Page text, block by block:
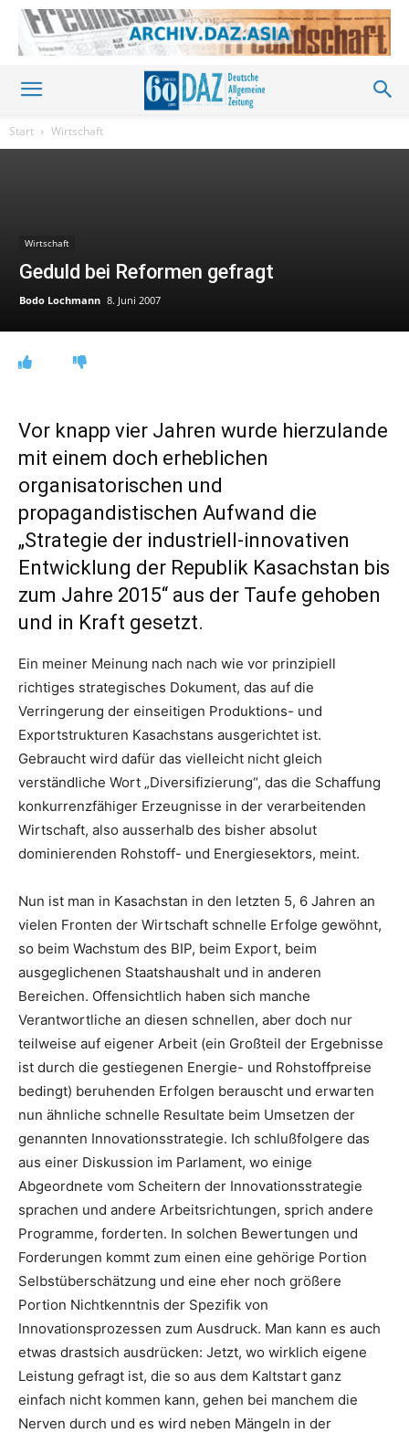
Start Wirtschaft
Wirtschaft
Geduld bei Reformen gefragt
Bodo Lochmann 8. Juni 2007
Vor knapp vier Jahren wurde hierzulande
mit einem doch erheblichen
organisatorischen und
propagandistischen Aufwand die
„Strategie der industriell-innovativen
Entwicklung der Republik Kasachstan bis
zum Jahre 2015“ aus der Taufe gehoben
und in Kraft gesetzt.
Ein meiner Meinung nach nach wie vor prinzipiell
richtiges strategisches Dokument, das auf die
Verringerung der einseitigen Produktions- und
Exportstrukturen Kasachstans ausgerichtet ist.
Gebraucht wird dafür das vielleicht nicht gleich
verständliche Wort „Diversifizierung“, das die Schaffung
konkurrenzfähiger Erzeugnisse in der verarbeitenden
Wirtschaft, also ausserhalb des bisher absolut
dominierenden Rohstoff- und Energiesektors, meint.
Nun ist man in Kasachstan in den letzten 5, 6 Jahren an
vielen Fronten der Wirtschaft schnelle Erfolge gewöhnt,
so beim Wachstum des BIP, beim Export, beim
ausgeglichenen Staatshaushalt und in anderen
Bereichen. Offensichtlich haben sich manche
Verantwortliche an diesen schnellen, aber doch nur
teilweise auf eigener Arbeit (ein Großteil der Ergebnisse
ist durch die gestiegenen Energie- und Rohstoffpreise
bedingt) beruhenden Erfolgen berauscht und erwarten
nun ähnliche schnelle Resultate beim Umsetzen der
genannten Innovationsstrategie. Ich schlußfolgere das
aus einer Diskussion im Parlament, wo einige
Abgeordnete vom Scheitern der Innovationsstrategie
sprachen und andere Arbeitsrichtungen, sprich andere
Programme, forderten. In solchen Bewertungen und
Forderungen kommt zum einen eine gehörige Portion
Selbstüberschätzung und eine eher noch größere
Portion Nichtkenntnis der Spezifik von
Innovationsprozessen zum Ausdruck. Man kann es auch
etwas drastsich ausdrücken: Jetzt, wo wirklich eigene
Leistung gefragt ist, die so aus dem Kaltstart ganz
einfach nicht kommen kann, gehen bei manchem die
Nerven durch und es wird neben Mängeln in der